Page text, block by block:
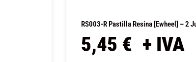
RS003-R Pastilla Resina [Ewheel] – 2
5,45 € + IVA